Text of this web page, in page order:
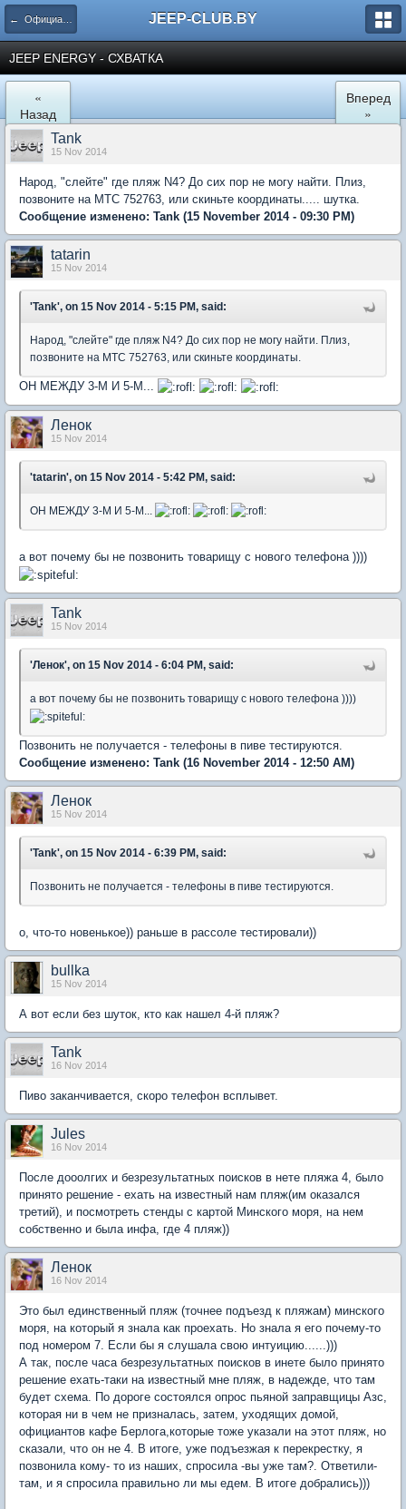
← Официальные клубные мероприятия JEEP-CLUB.BY
JEEP ENERGY - СХВАТКА
«
Назад
Вперед
»
Tank
15 Nov 2014
Народ, "слейте" где пляж N4? До сих пор не могу найти. Плиз,
позвоните на МТС 752763, или скиньте координаты..... шутка.
Сообщение изменено: Tank (15 November 2014 - 09:30 PM)
tatarin
15 Nov 2014
'Tank', on 15 Nov 2014 - 5:15 PM, said:
Народ, "слейте" где пляж N4? До сих пор не могу найти. Плиз,
позвоните на МТС 752763, или скиньте координаты.
ОН МЕЖДУ 3-М И 5-М...
Ленок
15 Nov 2014
'tatarin', on 15 Nov 2014 - 5:42 PM, said:
ОН МЕЖДУ 3-М И 5-М...
а вот почему бы не позвонить товарищу с нового телефона ))))
Tank
15 Nov 2014
'Ленок', on 15 Nov 2014 - 6:04 PM, said:
а вот почему бы не позвонить товарищу с нового телефона ))))
Позвонить не получается - телефоны в пиве тестируются.
Сообщение изменено: Tank (16 November 2014 - 12:50 AM)
Ленок
15 Nov 2014
'Tank', on 15 Nov 2014 - 6:39 PM, said:
Позвонить не получается - телефоны в пиве тестируются.
о, что-то новенькое)) раньше в рассоле тестировали))
bullka
15 Nov 2014
А вот если без шуток, кто как нашел 4-й пляж?
Tank
16 Nov 2014
Пиво заканчивается, скоро телефон всплывет.
Jules
16 Nov 2014
После дооолгих и безрезультатных поисков в нете пляжа 4, было
принято решение - ехать на известный нам пляж(им оказался
третий), и посмотреть стенды с картой Минского моря, на нем
собственно и была инфа, где 4 пляж))
Ленок
16 Nov 2014
Это был единственный пляж (точнее подъезд к пляжам) минского
моря, на который я знала как проехать. Но знала я его почему-то
под номером 7. Если бы я слушала свою интуицию......)))
А так, после часа безрезультатных поисков в инете было принято
решение ехать-таки на известный мне пляж, в надежде, что там
будет схема. По дороге состоялся опрос пьяной заправщицы Азс,
которая ни в чем не призналась, затем, уходящих домой,
официантов кафе Берлога,которые тоже указали на этот пляж, но
сказали, что он не 4. В итоге, уже подъезжая к перекрестку, я
позвонила кому- то из наших, спросила -вы уже там?. Ответили-
там, и я спросила правильно ли мы едем. В итоге добрались)))